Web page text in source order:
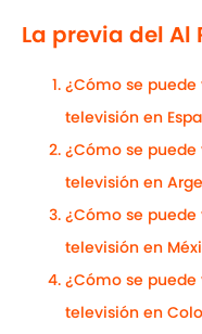
La previa del Al
¿Cómo se puede
televisión en
¿Cómo se puede
televisión en
¿Cómo se puede
televisión en
¿Cómo se puede
televisión en